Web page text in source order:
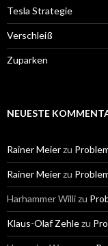
Tesla Strategie
Verschleiß
Zuparken
NEUESTE
Rainer Meierzu
Rainer Meierzu
Harhammer Willizu
Klaus-Olaf Zehlezu